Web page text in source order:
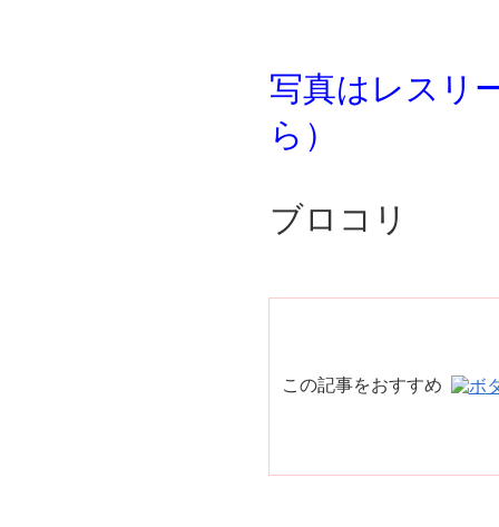
写真はレスリ
ら）
ブロコリ
この記事をおすすめ